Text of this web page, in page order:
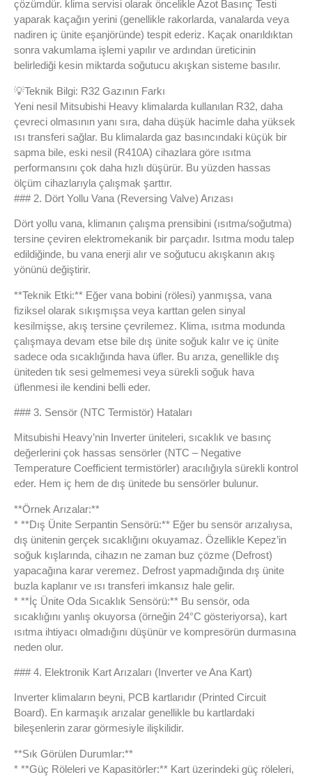
çözümdür. klima servisi olarak öncelikle Azot Basınç Testi
yaparak kaçağın yerini (genellikle rakorlarda, vanalarda veya
nadiren iç ünite eşanjöründe) tespit ederiz. Kaçak onarıldıktan
sonra vakumlama işlemi yapılır ve ardından üreticinin
belirlediği kesin miktarda soğutucu akışkan sisteme basılır.
💡Teknik Bilgi: R32 Gazının Farkı
Yeni nesil Mitsubishi Heavy klimalarda kullanılan R32, daha
çevreci olmasının yanı sıra, daha düşük hacimle daha yüksek
ısı transferi sağlar. Bu klimalarda gaz basıncındaki küçük bir
sapma bile, eski nesil (R410A) cihazlara göre ısıtma
performansını çok daha hızlı düşürür. Bu yüzden hassas
ölçüm cihazlarıyla çalışmak şarttır.
### 2. Dört Yollu Vana (Reversing Valve) Arızası
Dört yollu vana, klimanın çalışma prensibini (ısıtma/soğutma)
tersine çeviren elektromekanik bir parçadır. Isıtma modu talep
edildiğinde, bu vana enerji alır ve soğutucu akışkanın akış
yönünü değiştirir.
**Teknik Etki:** Eğer vana bobini (rölesi) yanmışsa, vana
fiziksel olarak sıkışmışsa veya karttan gelen sinyal
kesilmişse, akış tersine çevrilemez. Klima, ısıtma modunda
çalışmaya devam etse bile dış ünite soğuk kalır ve iç ünite
sadece oda sıcaklığında hava üfler. Bu arıza, genellikle dış
üniteden tık sesi gelmemesi veya sürekli soğuk hava
üflenmesi ile kendini belli eder.
### 3. Sensör (NTC Termistör) Hataları
Mitsubishi Heavy’nin Inverter üniteleri, sıcaklık ve basınç
değerlerini çok hassas sensörler (NTC – Negative
Temperature Coefficient termistörler) aracılığıyla sürekli kontrol
eder. Hem iç hem de dış ünitede bu sensörler bulunur.
**Örnek Arızalar:**
* **Dış Ünite Serpantin Sensörü:** Eğer bu sensör arızalıysa,
dış ünitenin gerçek sıcaklığını okuyamaz. Özellikle Kepez’in
soğuk kışlarında, cihazın ne zaman buz çözme (Defrost)
yapacağına karar veremez. Defrost yapmadığında dış ünite
buzla kaplanır ve ısı transferi imkansız hale gelir.
* **İç Ünite Oda Sıcaklık Sensörü:** Bu sensör, oda
sıcaklığını yanlış okuyorsa (örneğin 24°C gösteriyorsa), kart
ısıtma ihtiyacı olmadığını düşünür ve kompresörün durmasına
neden olur.
### 4. Elektronik Kart Arızaları (Inverter ve Ana Kart)
Inverter klimaların beyni, PCB kartlarıdır (Printed Circuit
Board). En karmaşık arızalar genellikle bu kartlardaki
bileşenlerin zarar görmesiyle ilişkilidir.
**Sık Görülen Durumlar:**
* **Güç Röleleri ve Kapasitörler:** Kart üzerindeki güç röleleri,